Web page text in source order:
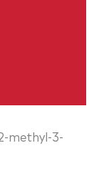
methyl-3-